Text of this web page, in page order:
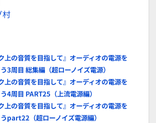
村
上の音質を目指して』オーディオの電源を
3周目 総集編（超ローノイズ電源）
上の音質を目指して』オーディオの電源を
4周目 PART25（上流電源編）
上の音質を目指して』オーディオの電源を
part22（超ローノイズ電源編）